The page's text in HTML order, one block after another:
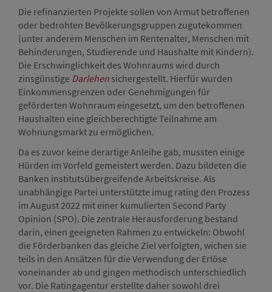
Die refinanzierten Projekte sollen von Armut betroffenen
oder bedrohten Bevölkerungsgruppen zugutekommen
(unter anderem Menschen im Rentenalter, Menschen mit
Behinderungen, Studierende und Haushalte mit Kindern).
Die Erschwinglichkeit des Wohnraums wird durch
zinsgünstige Darlehen sichergestellt. Hierfür wurden
Einkommensgrenzen oder Genehmigungen für
geförderten Wohnraum eingesetzt, um den betroffenen
Haushalten eine gleichberechtigte Teilnahme am
Wohnungsmarkt zu ermöglichen.
Da es zuvor keine derartige Anleihe gab, mussten einige
Hürden im Vorfeld gemeistert werden. Dazu bildeten die
Banken institutsübergreifende Arbeitskreise. Als
unabhängige Partei unterstützte imug rating den Prozess
im August 2022 mit einer kumulierten Second Party
Opinion (SPO). Die zentrale Herausforderung bestand
darin, einen geeigneten Rahmen zu entwickeln: Obwohl
die Förderbanken das gleiche Ziel verfolgten, wichen sie
teils in den Ansätzen für die Verwendung der Erlöse
voneinander ab und gingen methodisch unterschiedlich
vor. Die Ratingagentur erstellte daher sowohl drei